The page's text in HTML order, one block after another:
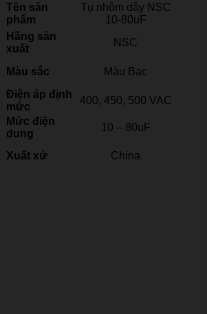
Tên sản
phẩm
Tụ nhôm dây NSC
10-80uF
Hãng sản
xuất
NSC
Màu sắc
Màu Bạc
Điện áp định
mức
400, 450, 500 VAC
Mức điện
dung
10 – 80uF
Xuất xứ China